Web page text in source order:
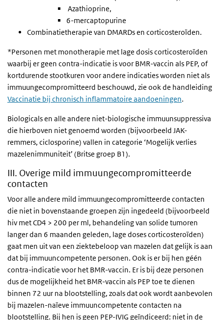
Azathioprine,
6-mercaptopurine
Combinatietherapie van DMARDs en corticosteroïden.
*Personen met monotherapie met lage dosis corticosteroïden
waarbij er geen contra-indicatie is voor BMR-vaccin als PEP, of
kortdurende stootkuren voor andere indicaties worden niet als
immuungecompromitteerd beschouwd, zie ook de handleiding
Vaccinatie bij chronisch inflammatoire aandoeningen.
Biologicals en alle andere niet-biologische immuunsuppressiva
die hierboven niet genoemd worden (bijvoorbeeld JAK-
remmers, ciclosporine) vallen in categorie ‘Mogelijk verlies
mazelenimmuniteit’ (Britse groep B1).
III. Overige mild immuungecompromitteerde
contacten
Voor alle andere mild immuungecompromitteerde contacten
die niet in bovenstaande groepen zijn ingedeeld (bijvoorbeeld
hiv met CD4 > 200 per ml, behandeling van solide tumoren
langer dan 6 maanden geleden, lage doses corticosteroïden)
gaat men uit van een ziektebeloop van mazelen dat gelijk is aan
dat bij immuuncompetente personen. Ook is er bij hen géén
contra-indicatie voor het BMR-vaccin. Er is bij deze personen
dus de mogelijkheid het BMR-vaccin als PEP toe te dienen
binnen 72 uur na blootstelling, zoals dat ook wordt aanbevolen
bij mazelen-naïeve immuuncompetente contacten na
blootstelling. Bij hen is geen PEP-IVIG geïndiceerd: niet in de